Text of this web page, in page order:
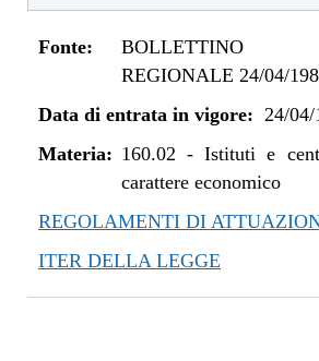
Fonte:
BOLLETTINO
REGIONALE 24/04/
Data di entrata in vigore: 24/04/
Materia: 160.02 -Istituti e
carattere economico
REGOLAMENTI DI
ITER DELLA LEGGE